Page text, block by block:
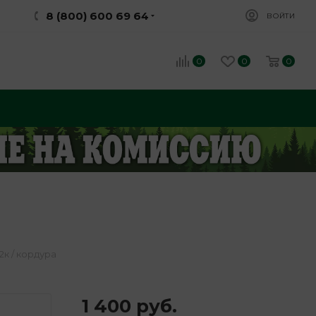
8 (800) 600 69 64 ВОЙТИ
0 0 0
1 400 руб.